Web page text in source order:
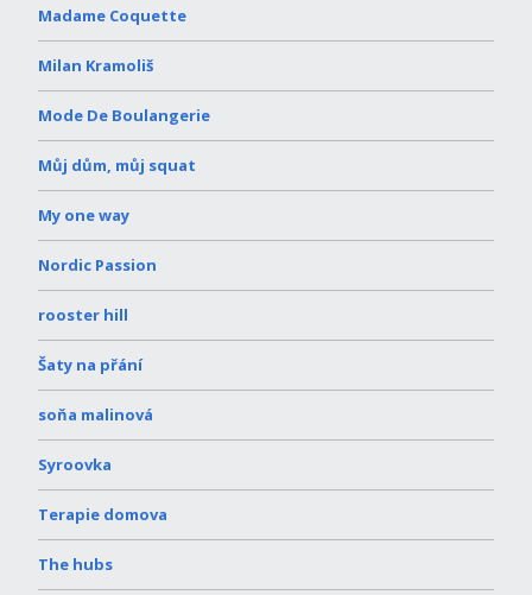
Madame Coquette
Milan Kramoliš
Mode De Boulangerie
Můj dům, můj squat
My one way
Nordic Passion
rooster hill
Šaty na přání
soňa malinová
Syroovka
Terapie domova
The hubs